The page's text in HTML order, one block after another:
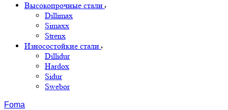
Высокопрочные стали
Dillimax
Simaxx
Strenx
Износостойкие стали
Dillidur
Hardox
Sidur
Swebor
Foma